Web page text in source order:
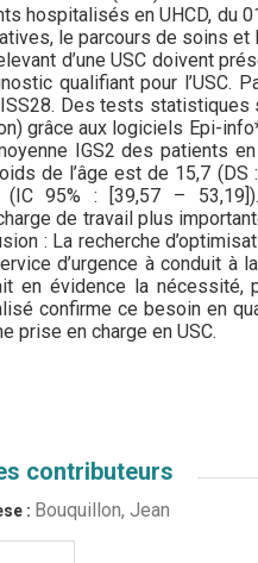
hospitalisés en UHCD, du
le parcours de soins
d’une USC doivent
qualifiant pour
Des tests statistiques
grâce aux logiciels Epi-
IGS2 des patients
de l’âge est de 15,7
95% : [39,57 –
de travail plus
: La recherche
d’urgence à conduit à
en évidence la nécessité,
confirme ce besoin en
prise en charge en USC.
contributeurs
: Bouquillon, Jean